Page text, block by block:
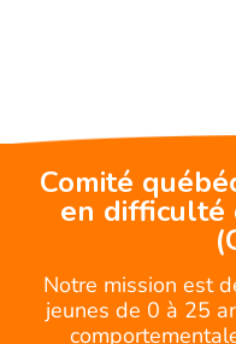
Comité
en difficulté
Notre mission est
jeunes de 0 à 25